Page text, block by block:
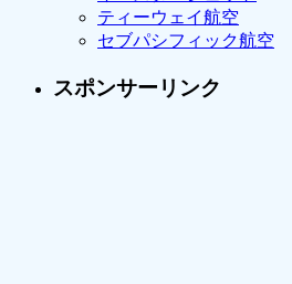
ティーウェイ航空
セブパシフィック航空
スポンサーリンク